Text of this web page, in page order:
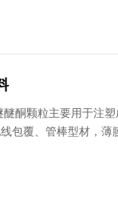
醚酮颗粒主要用于注
包覆、管棒型材，薄